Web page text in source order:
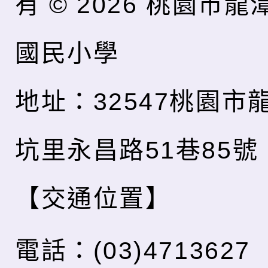
國民小學
地址：32547桃園市
坑里永昌路51巷85號
【交通位置】
電話：(03)4713627